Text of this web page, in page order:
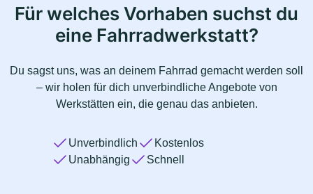
Für welches Vorhaben suchst du
eine Fahrradwerkstatt?
Du sagst uns, was an deinem Fahrrad gemacht werden soll
– wir holen für dich unverbindliche Angebote von
Werkstätten ein, die genau das anbieten.
Unverbindlich
Kostenlos
Unabhängig
Schnell